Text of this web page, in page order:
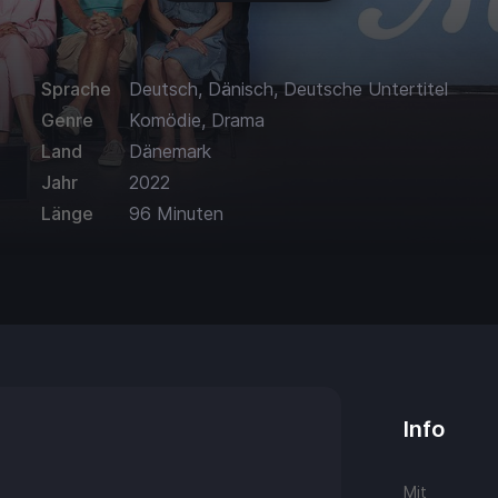
Sprache
Deutsch, Dänisch, Deutsche Untertitel
Genre
Komödie, Drama
Land
Dänemark
Jahr
2022
Länge
96 Minuten
Info
Mit